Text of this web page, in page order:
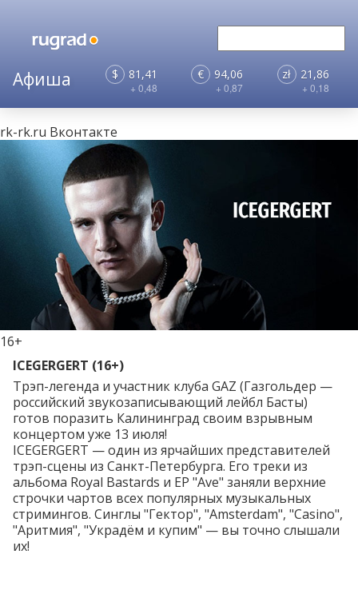
$ 81,41
+ 0,48
€ 94,06
+ 0,87
zł 21,86
+ 0,18
ICEGERGERT (16+)
16+
rk-rk.ru Вконтакте
Трэп-легенда и участник клуба GAZ (Газгольдер —
российский звукозаписывающий лейбл Басты)
готов поразить Калининград своим взрывным
концертом уже 13 июля!
ICEGERGERT — один из ярчайших представителей
трэп-сцены из Санкт-Петербурга. Его треки из
альбома Royal Bastards и EP "Ave" заняли верхние
строчки чартов всех популярных музыкальных
стримингов. Синглы "Гектор", "Amsterdam", "Casino",
"Аритмия", "Украдём и купим" — вы точно слышали
их!